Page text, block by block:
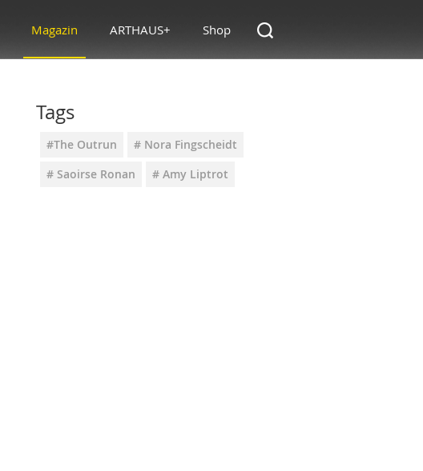
Magazin ARTHAUS+ Shop
Tags
#The Outrun
# Nora Fingscheidt
# Saoirse Ronan
# Amy Liptrot